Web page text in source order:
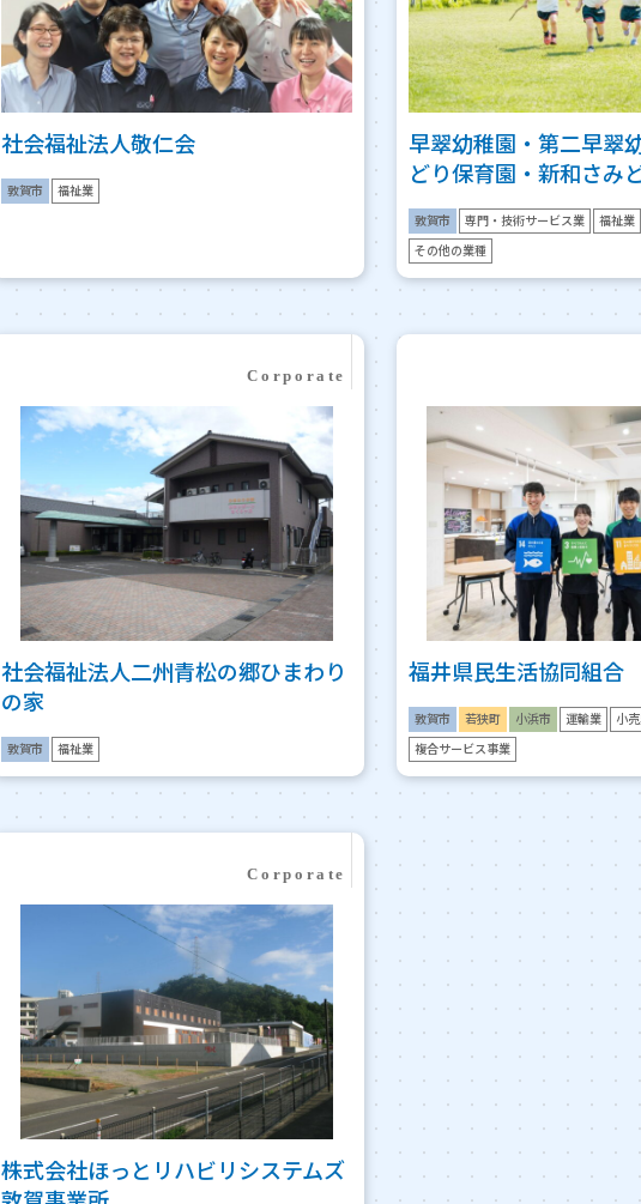
社会福祉法人敬仁会
敦賀市 福祉業
早翠幼稚園・第二早翠
どり保育園・新和さみ
敦賀市 専門・技術サービス業 福祉業
その他の業種
社会福祉法人二州青松の郷ひまわり
の家
敦賀市 福祉業
福井県民生活協同組合
敦賀市 若狭町 小浜市 運輸業 小
複合サービス事業
株式会社ほっとリハビリシステムズ